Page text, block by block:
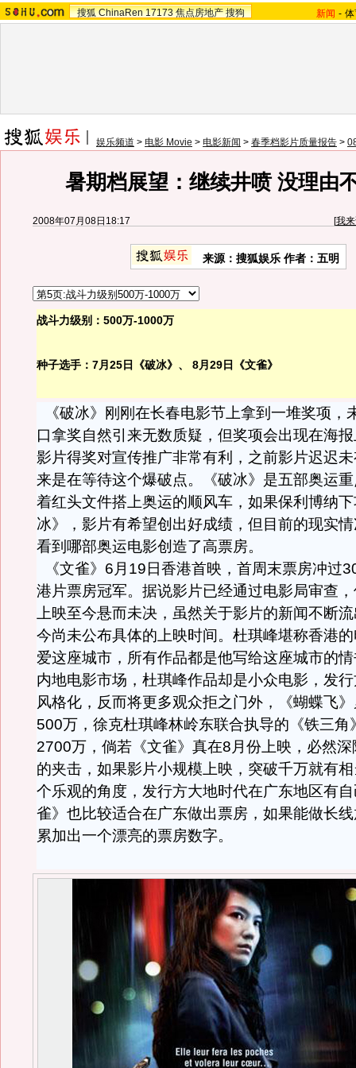
搜狐 ChinaRen 17173 焦点房地产 搜狗 新闻 -
娱乐频道 > 电影 Movie > 电影新闻 > 春季档影片质量报告 >
暑期档展望：继续井喷 没理由
2008年07月08日18:17 [我
来源：搜狐娱乐 作者：五明
战斗力级别：500万-1000万
种子选手：7月25日《破冰》、 8月29日《文雀》
《破冰》刚刚在长春电影节上拿到一堆奖项，
口拿奖自然引来无数质疑，但奖项会出现在海
影片得奖对宣传推广非常有利，之前影片迟迟
来是在等待这个爆破点。《破冰》是五部奥运
着红头文件搭上奥运的顺风车，如果保利博纳
冰》，影片有希望创出好成绩，但目前的现实
看到哪部奥运电影创造了高票房。
《文雀》6月19日香港首映，首周末票房冲过
港片票房冠军。据说影片已经通过电影局审查
上映至今悬而未决，虽然关于影片的新闻不断
今尚未公布具体的上映时间。杜琪峰堪称香港
爱这座城市，所有作品都是他写给这座城市的
内地电影市场，杜琪峰作品却是小众电影，发
风格化，反而将更多观众拒之门外，《蝴蝶飞
500万，徐克杜琪峰林岭东联合执导的《铁三角
2700万，倘若《文雀》真在8月份上映，必然
的夹击，如果影片小规模上映，突破千万就有
个乐观的角度，发行方大地时代在广东地区有
雀》也比较适合在广东做出票房，如果能做长
累加出一个漂亮的票房数字。